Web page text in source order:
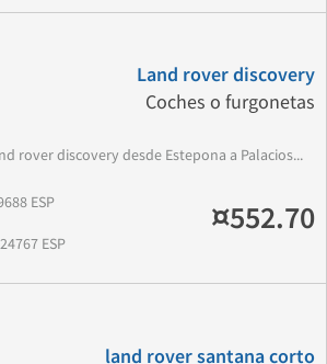
Land rover discovery
Coches o furgonetas
rover discovery desde Estepona a Palacios...
ESP
ESP
¤552.70
land rover santana corto